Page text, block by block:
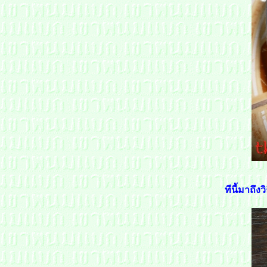
ทีนี้มาถึงวิ